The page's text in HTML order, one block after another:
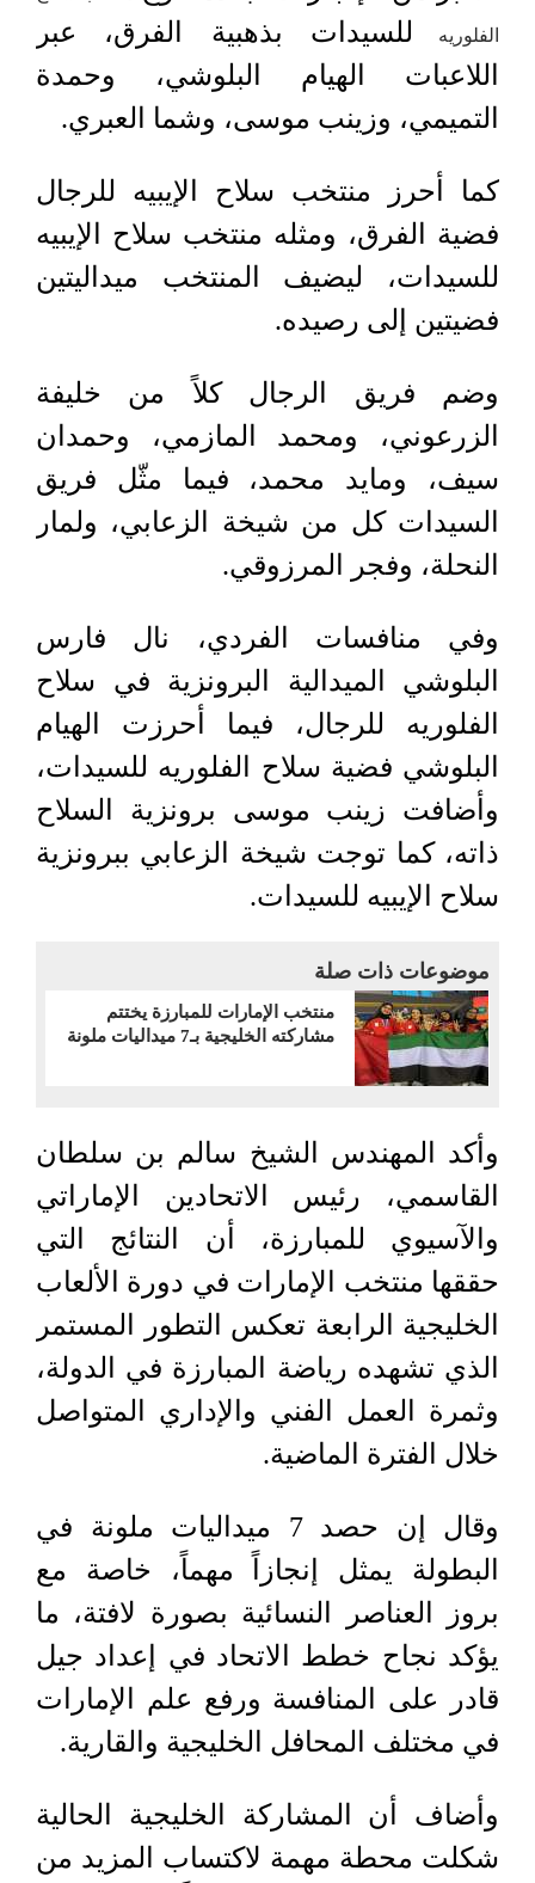
الفلوريه
للسيدات بذهبية الفرق، عبر
اللاعبات الهيام البلوشي، وحمدة
التميمي، وزينب موسى، وشما العبري.
كما أحرز منتخب سلاح الإيبيه للرجال
فضية الفرق، ومثله منتخب سلاح الإيبيه
للسيدات، ليضيف المنتخب ميداليتين
فضيتين إلى رصيده.
وضم فريق الرجال كلاً من خليفة
الزرعوني، ومحمد المازمي، وحمدان
سيف، ومايد محمد، فيما مثّل فريق
السيدات كل من شيخة الزعابي، ولمار
النحلة، وفجر المرزوقي.
وفي منافسات الفردي، نال فارس
البلوشي الميدالية البرونزية في سلاح
الفلوريه للرجال، فيما أحرزت الهيام
البلوشي فضية سلاح الفلوريه للسيدات،
وأضافت زينب موسى برونزية السلاح
ذاته، كما توجت شيخة الزعابي ببرونزية
سلاح الإيبيه للسيدات.
موضوعات ذات صلة
منتخب الإمارات للمبارزة يختتم
مشاركته الخليجية بـ7 ميداليات ملونة
وأكد المهندس الشيخ سالم بن سلطان
القاسمي، رئيس الاتحادين الإماراتي
والآسيوي للمبارزة، أن النتائج التي
حققها منتخب الإمارات في دورة الألعاب
الخليجية الرابعة تعكس التطور المستمر
الذي تشهده رياضة المبارزة في الدولة،
وثمرة العمل الفني والإداري المتواصل
خلال الفترة الماضية.
وقال إن حصد 7 ميداليات ملونة في
البطولة يمثل إنجازاً مهماً، خاصة مع
بروز العناصر النسائية بصورة لافتة، ما
يؤكد نجاح خطط الاتحاد في إعداد جيل
قادر على المنافسة ورفع علم الإمارات
في مختلف المحافل الخليجية والقارية.
وأضاف أن المشاركة الخليجية الحالية
شكلت محطة مهمة لاكتساب المزيد من